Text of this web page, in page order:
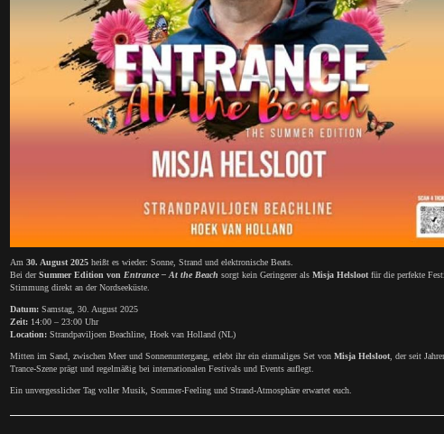
Am 30. August 2025heißt es wieder: Sonne, Strand und elektronische Beats.
Bei derSummer Edition von Entrance – At the Beach sorgt kein Geringerer als Misja Helslootfür die perfekte
Stimmung direkt an der Nordseeküste.
Datum:Samstag, 30. August 2025
Zeit:14:00 – 23:00 Uhr
Location:Strandpaviljoen Beachline, Hoek van Holland (NL)
Mitten im Sand, zwischen Meer und Sonnenuntergang, erlebt ihr ein einmaliges Set von Misja Helsloot, der seit
Trance-Szene prägt und regelmäßig bei internationalen Festivals und Events auflegt.
Ein unvergesslicher Tag voller Musik, Sommer-Feeling und Strand-Atmosphäre erwartet euch.